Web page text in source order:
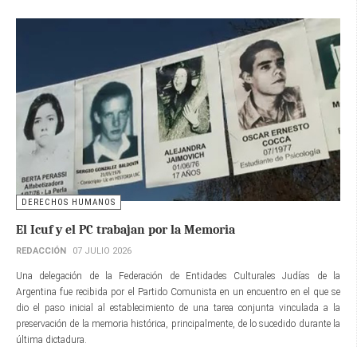
DERECHOS HUMANOS
El Icuf y el PC trabajan por la Memoria
REDACCIÓN 07 JULIO 2026
Una delegación de la Federación de Entidades Culturales Judías de la
Argentina fue recibida por el Partido Comunista en un encuentro en el que se
dio el paso inicial al establecimiento de una tarea conjunta vinculada a la
preservación de la memoria histórica, principalmente, de lo sucedido durante la
última dictadura.